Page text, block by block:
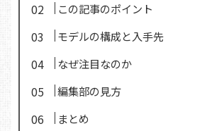
この記事のポイント
モデルの構成と入手先
なぜ注目なのか
編集部の見方
まとめ